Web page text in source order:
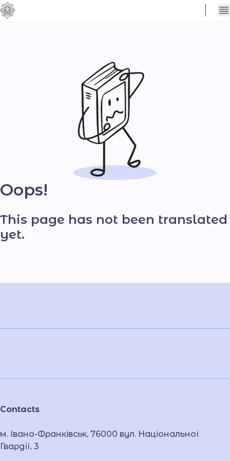
Контраст
Oops!
This page has not been translated
yet.
Contacts
м. Івано-Франківськ, 76000 вул. Національної
Гвардії, 3